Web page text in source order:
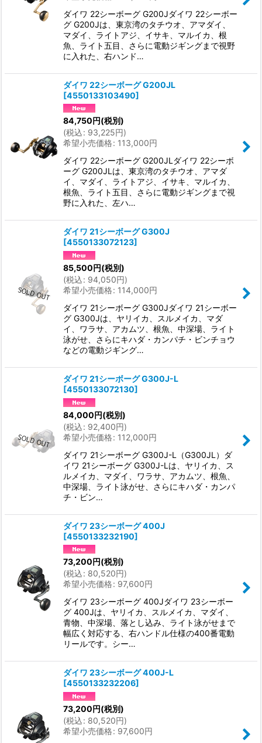
ダイワ 22シーボーグ G200Jダイワ 22シーボー
グ G200Jは、東京湾のタチウオ、アマダイ、
マダイ、ライトアジ、イサキ、マルイカ、根
魚、ライト五目、さらに電動ジギングまで視野
に入れた、右ハンド…
ダイワ 22シーボーグ G200JL
[4550133103490]
84,750円(税別)
(税込: 93,225円)
希望小売価格: 113,000円
ダイワ 22シーボーグ G200JLダイワ 22シーボ
ーグ G200JLは、東京湾のタチウオ、アマダ
イ、マダイ、ライトアジ、イサキ、マルイカ、
根魚、ライト五目、さらに電動ジギングまで視
野に入れた、左ハ…
ダイワ 21シーボーグ G300J
[4550133072123]
85,500円(税別)
(税込: 94,050円)
希望小売価格: 114,000円
ダイワ 21シーボーグ G300Jダイワ 21シーボー
グ G300Jは、ヤリイカ、スルメイカ、マダ
イ、ワラサ、アカムツ、根魚、中深場、ライト
泳がせ、さらにキハダ・カンパチ・ビンチョウ
などの電動ジギング…
ダイワ 21シーボーグ G300J-L
[4550133072130]
84,000円(税別)
(税込: 92,400円)
希望小売価格: 112,000円
ダイワ 21シーボーグ G300J-L（G300JL）ダ
イワ 21シーボーグ G300J-Lは、ヤリイカ、ス
ルメイカ、マダイ、ワラサ、アカムツ、根魚、
中深場、ライト泳がせ、さらにキハダ・カンパ
チ・ビン…
ダイワ 23シーボーグ 400J
[4550133232190]
73,200円(税別)
(税込: 80,520円)
希望小売価格: 97,600円
ダイワ 23シーボーグ 400Jダイワ 23シーボー
グ 400Jは、ヤリイカ、スルメイカ、マダイ、
青物、中深場、落とし込み、ライト泳がせまで
幅広く対応する、右ハンドル仕様の400番電動
リールです。シー…
ダイワ 23シーボーグ 400J-L
[4550133232206]
73,200円(税別)
(税込: 80,520円)
希望小売価格: 97,600円